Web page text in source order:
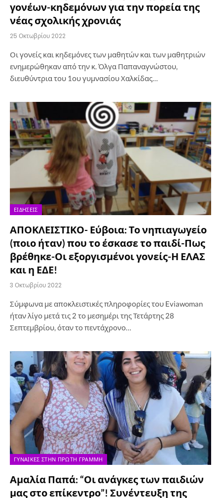
γονέων-κηδεμόνων για την πορεία της
νέας σχολικής χρονιάς
25 Οκτωβρίου 2022
Οι γονείς και κηδεμόνες των μαθητών και των μαθητριών
ενημερώθηκαν από την κ. Όλγα Παπαναγνώστου,
διευθύντρια του 1ου γυμνασίου Χαλκίδας…
ΕΙΔΉΣΕΙΣ
ΑΠΟΚΛΕΙΣΤΙΚΟ- Εύβοια: Το νηπιαγωγείο
(ποιο ήταν) που το έσκασε το παιδί-Πως
βρέθηκε-Οι εξοργισμένοι γονείς-Η ΕΛΑΣ
και η ΕΔΕ!
3 Οκτωβρίου 2022
Σύμφωνα με αποκλειστικές πληροφορίες του Eviawoman
ήταν λίγο μετά τις 2 το μεσημέρι της Τετάρτης 28
Σεπτεμβρίου, όταν το πεντάχρονο…
ΓΥΝΑΊΚΕΣ ΣΤΗΝ ΠΡΏΤΗ ΓΡΑΜΜΉ
Αμαλία Παπά: “Οι ανάγκες των παιδιών
μας στο επίκεντρο”! Συνέντευξη της